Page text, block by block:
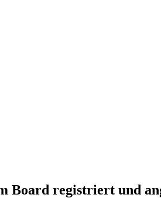
Board registriert und